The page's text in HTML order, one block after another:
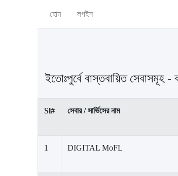
হোম লগইন
ইতোঃপুর্বে বাস্তবায়িত সেবাসমূহ -
Sl# সেবার / সার্ভিসের নাম
1 DIGITAL MoFL